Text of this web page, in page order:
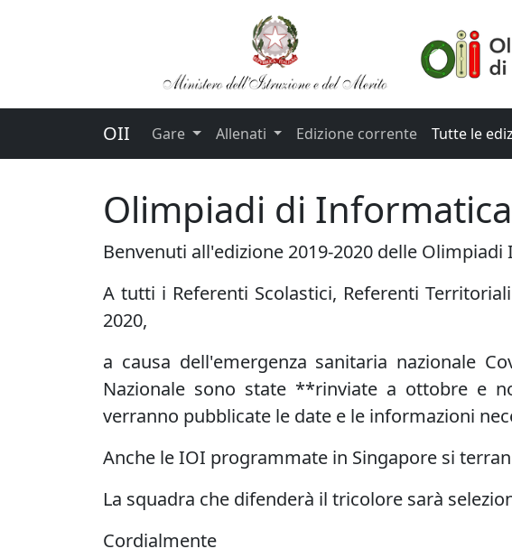
OII Gare Allenati Edizione corrente Tutte le
Olimpiadi di
Benvenuti all'edizione 2019-2020 delle
A tutti i Referenti Scolastici, Referenti
2020,
a causa dell'emergenza sanitaria nazionale
Nazionale sono state **rinviate a ottobre e
verranno pubblicate le date e le informazioni
Anche leIOI programmate in Singapore si
La squadra che difenderà il tricolore sarà
Cordialmente